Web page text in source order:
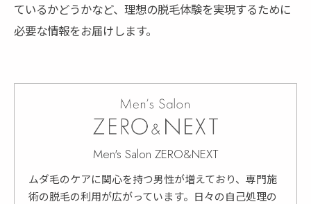
ているかどうかなど、理想の脱毛体験を実現するために
必要な情報をお届けします。
Men's Salon ZERO&NEXT
ムダ毛のケアに関心を持つ男性が増えており、専門施
術の脱毛の利用が広がっています。日々の自己処理の